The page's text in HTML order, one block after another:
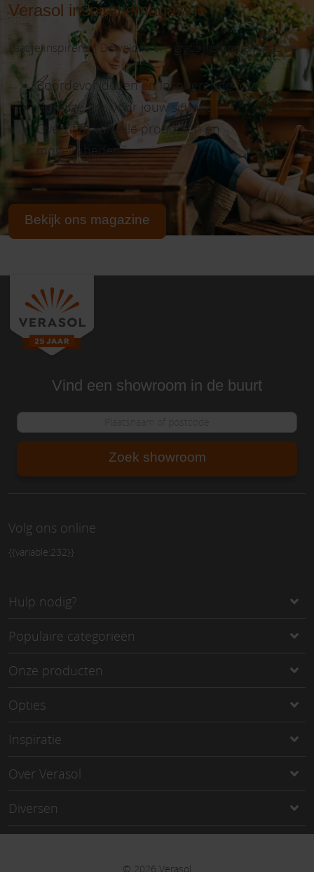
Verasol inspiratiemagazine
Laat je inspireren! Download ons gratis inspiratiemagazine.
Boordevol ideeën en inspirerende foto’s
Handige tips voor jouw situatie
Overzicht van alle producten en
mogelijkheden
Bekijk ons magazine
Vind een showroom in de buurt
Zoek showroom
Volg ons online
{{variable:232}}
Hulp nodig?
Populaire categorieën
Onze producten
Opties
Inspiratie
Over Verasol
Diversen
© 2026 Verasol